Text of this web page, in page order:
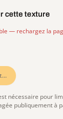
cette texture
— rechargez la
nécessaire pour
publiquement à